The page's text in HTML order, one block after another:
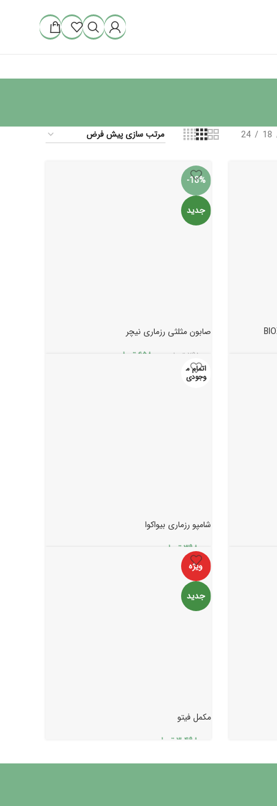
18
24
-18%
جدید
صابون مثلثی رزماری نیچر
۷۹۸.۰۰۰ تومان ۶۵۸.۰۰۰ تومان
اتمام م
وجودی
شامپو رزماری بیواکوا
۳۹۸.۰۰۰ تومان
ویژه
جدید
مکمل فیتو
۳.۴۹۸.۰۰۰ تومان